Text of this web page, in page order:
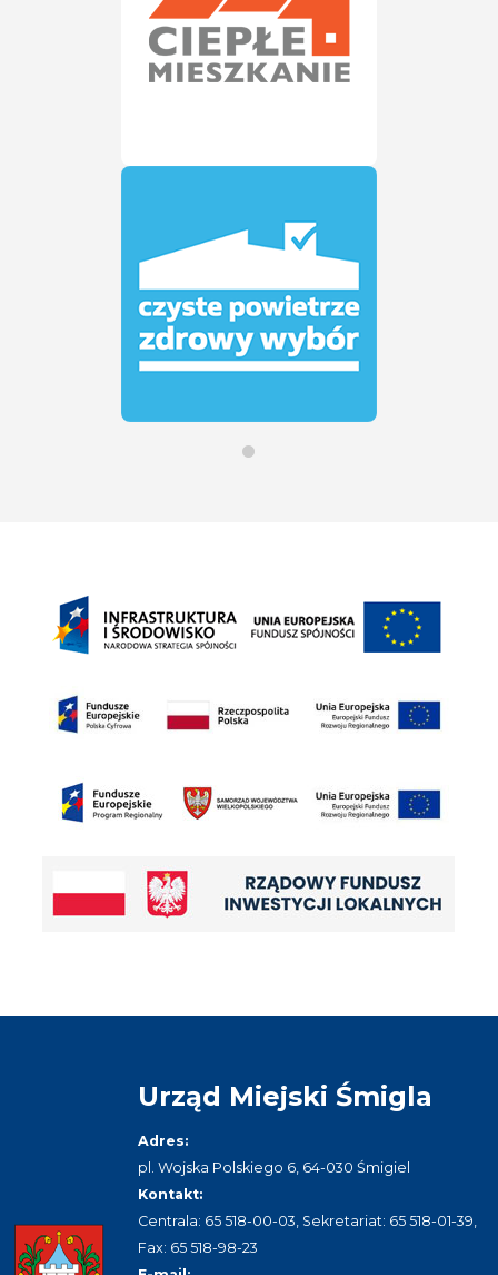
Urząd Miejski Śmigla
Adres:
pl. Wojska Polskiego 6, 64-030 Śmigiel
Kontakt:
Centrala: 65 518-00-03, Sekretariat: 65 518-01-39,
Fax: 65 518-98-23